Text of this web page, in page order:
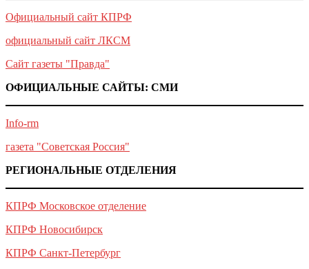
Официальный сайт КПРФ
официальный сайт ЛКСМ
Сайт газеты "Правда"
ОФИЦИАЛЬНЫЕ САЙТЫ: СМИ
Info-rm
газета "Советская Россия"
РЕГИОНАЛЬНЫЕ ОТДЕЛЕНИЯ
КПРФ Московское отделение
КПРФ Новосибирск
КПРФ Санкт-Петербург